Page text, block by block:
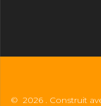
© 2026 . Construit